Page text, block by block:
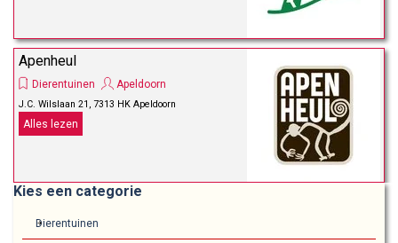
Apenheul
Dierentuinen Apeldoorn
J.C. Wilslaan 21, 7313 HK Apeldoorn
Alles lezen
Blok overslaan Kies een categorie
Kies een categorie
Dierentuinen